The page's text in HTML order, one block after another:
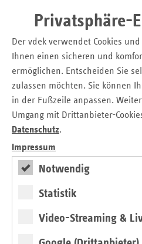
Privatsphäre-
Der vdek verwendet Cookies
Ihnen einen sicheren und
ermöglichen. Entscheiden Sie
zulassen möchten. Sie können
in der Fußzeile anpassen.
Umgang mit Drittanbieter-
Datenschutz.
Impressum
Notwendig
Statistik
Video-Streaming &
Gesundheitsfonds. Zudem
Freihaltepauschalen aufgrund
Entwicklung der Corona-
Voraussetzung für den Erhalt
Teilnahme an der
Versorgungsaufschlag endete
Trotz rückläufiger